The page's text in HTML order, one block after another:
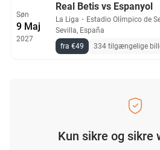
Søn
9 Maj
2027
Real Betis vs Espanyol
La Liga ・ Estadio Olímpico de
Sevilla, España
fra €49
334 tilgængelige
Kun sikre og sikre